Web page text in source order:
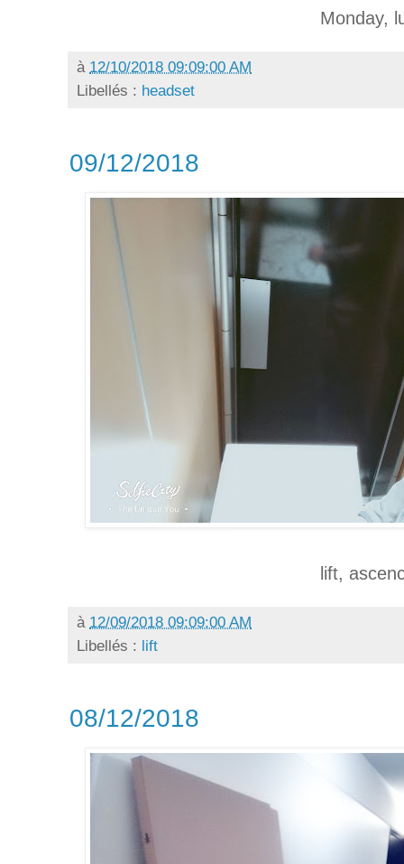
Monday,
à 12/10/2018 09:09:00 AM
Libellés : headset
09/12/2018
lift,
à 12/09/2018 09:09:00 AM
Libellés : lift
08/12/2018